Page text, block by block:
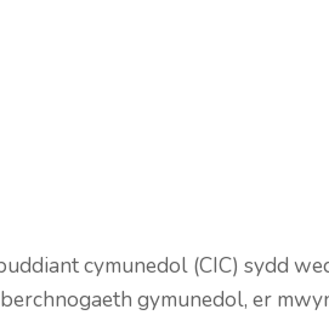
cymunedol (CIC) sydd
gymunedol, er